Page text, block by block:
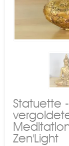
Statuette
Zen'Light